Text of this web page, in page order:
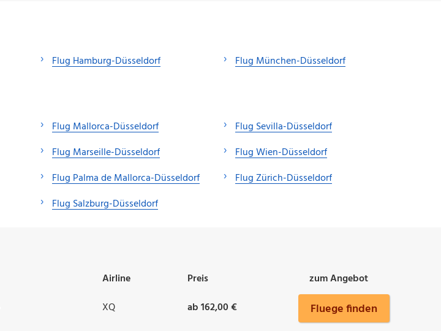
Flug Hamburg-Düsseldorf Flug München-Düsseldorf
Flug Mallorca-Düsseldorf
Flug Marseille-Düsseldorf
Flug Palma de Mallorca-Düsseldorf
Flug Salzburg-Düsseldorf
Flug Sevilla-Düsseldorf
Flug Wien-Düsseldorf
Flug Zürich-Düsseldorf
Airline Preis
zum Angebot
XQ ab 162,00 € Fluege finden